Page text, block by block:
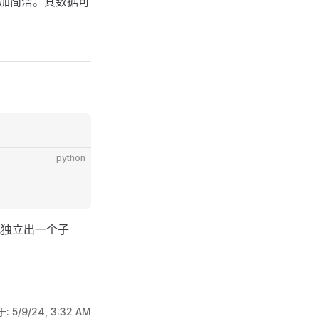
python
立出一个子
: 5/9/24, 3:32 AM